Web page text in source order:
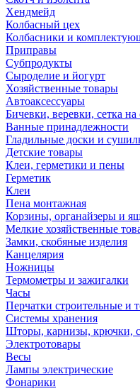
Хендмейд
Колбасный цех
Колбасники и
Приправы
Субпродукты
Сыроделие и йогурт
Хозяйственные товары
Автоаксессуары
Бичевки, веревки, сетка
Ванные принадлежности
Гладильные доски и
Детские товары
Клеи, герметики и пены
Герметик
Клеи
Пена монтажная
Корзины, органайзеры и
Мелкие хозяйственные
Замки, скобяные изделия
Канцелярия
Ножницы
Термометры и зажигалки
Часы
Перчатки строительные и
Системы хранения
Шторы, карнизы, крючки,
Электротовары
Весы
Лампы электрические
Фонарики